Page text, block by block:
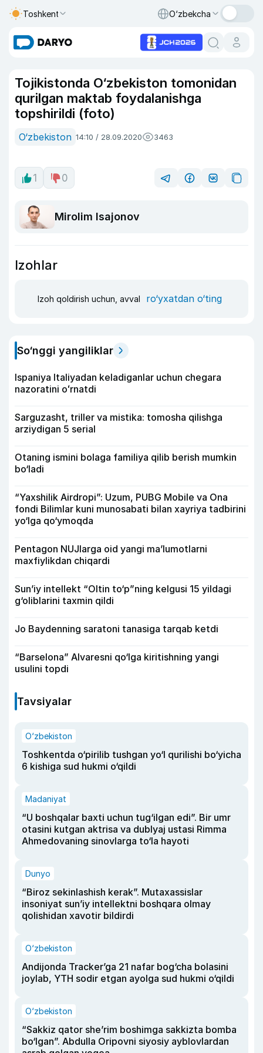
Toshkent O‘zbekcha
Tojikistonda O‘zbekiston tomonidan
qurilgan maktab foydalanishga
topshirildi (foto)
O‘zbekiston 14:10 / 28.09.2020 3463
1 0
Mirolim Isajonov
Izohlar
Izoh qoldirish uchun, avval ro‘yxatdan o‘ting
So‘nggi yangiliklar
Ispaniya Italiyadan keladiganlar uchun chegara
nazoratini oʻrnatdi
Sarguzasht, triller va mistika: tomosha qilishga
arziydigan 5 serial
Otaning ismini bolaga familiya qilib berish mumkin
bo‘ladi
“Yaxshilik Airdropi”: Uzum, PUBG Mobile va Ona
fondi Bilimlar kuni munosabati bilan xayriya tadbirini
yo‘lga qo‘ymoqda
Pentagon NUJlarga oid yangi maʼlumotlarni
maxfiylikdan chiqardi
Sun’iy intellekt “Oltin to‘p”ning kelgusi 15 yildagi
g‘oliblarini taxmin qildi
Jo Baydenning saratoni tanasiga tarqab ketdi
“Barselona” Alvaresni qo‘lga kiritishning yangi
usulini topdi
Tavsiyalar
O‘zbekiston
Toshkentda o‘pirilib tushgan yo‘l qurilishi bo‘yicha
6 kishiga sud hukmi o‘qildi
Madaniyat
“U boshqalar baxti uchun tug‘ilgan edi”. Bir umr
otasini kutgan aktrisa va dublyaj ustasi Rimma
Ahmedovaning sinovlarga to‘la hayoti
Dunyo
“Biroz sekinlashish kerak”. Mutaxassislar
insoniyat sun’iy intellektni boshqara olmay
qolishidan xavotir bildirdi
O‘zbekiston
Andijonda Tracker’ga 21 nafar bog‘cha bolasini
joylab, YTH sodir etgan ayolga sud hukmi o‘qildi
O‘zbekiston
“Sakkiz qator she’rim boshimga sakkizta bomba
bo‘lgan”. Abdulla Oripovni siyosiy ayblovlardan